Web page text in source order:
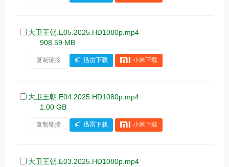
大卫王朝.E05.2025.HD1080p.mp4
908.59 MB
复制链接 迅雷下载 小米下载
大卫王朝.E04.2025.HD1080p.mp4
1.00 GB
复制链接 迅雷下载 小米下载
大卫王朝.E03.2025.HD1080p.mp4